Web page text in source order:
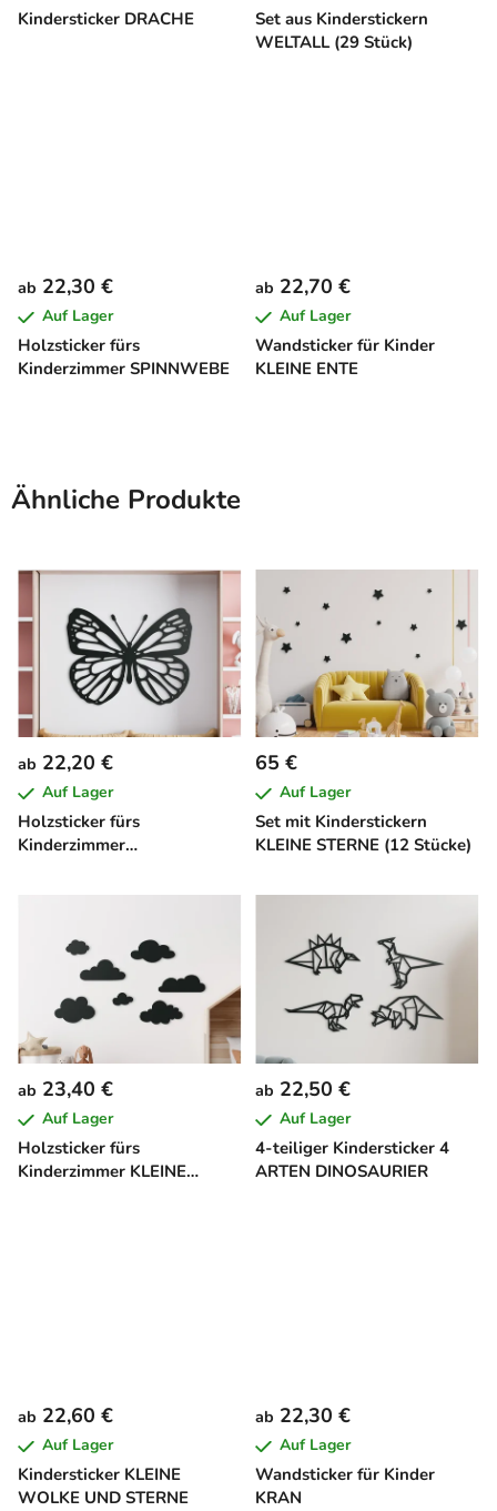
Kindersticker DRACHE
Set aus Kinderstickern
WELTALL (29 Stück)
Holzsticker fürs
Kinderzimmer SPINNWEBE
ab 22,30 €
Auf Lager
Wandsticker für Kinder
KLEINE ENTE
ab 22,70 €
Auf Lager
Ähnliche Produkte
Holzsticker fürs
Kinderzimmer
ab 22,20 €
Auf Lager
Set mit Kinderstickern
KLEINE STERNE (12 Stücke)
65 €
Auf Lager
Holzsticker fürs
Kinderzimmer KLEINE
ab 23,40 €
Auf Lager
4-teiliger Kindersticker 4
ARTEN DINOSAURIER
ab 22,50 €
Auf Lager
Kindersticker KLEINE
WOLKE UND STERNE
ab 22,60 €
Auf Lager
Wandsticker für Kinder
KRAN
ab 22,30 €
Auf Lager